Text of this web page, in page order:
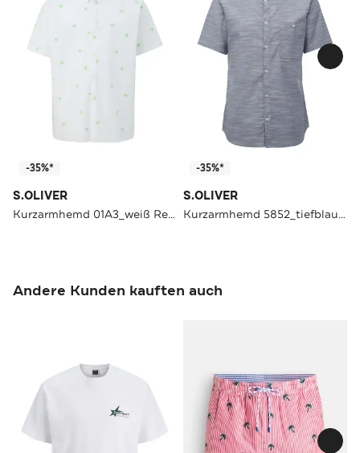
-35%*
S.OLIVER
Kurzarmhemd 01A3_weiß Regular Fit
-35%*
S.OLIVER
Kurzarmhemd 5852_tiefblau Slim Fit
Andere Kunden kauften auch